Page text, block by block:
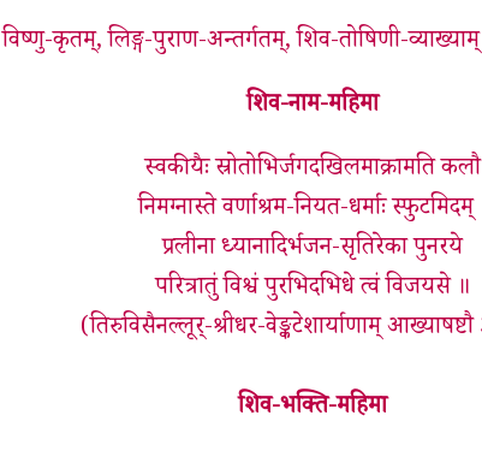
विष्णु-कृतम्, लिङ्ग-पुराण-अन्तर्गतम्, शिव-तोषिणी-
शिव-नाम-महिमा
स्वकीयैः स्रोतोभिर्जगदखिलमाक्रामति कलौ
निमग्नास्ते वर्णाश्रम-नियत-धर्माः स्फुटमिदम्
प्रलीना ध्यानादिर्भजन-सृतिरेका पुनरये
परित्रातुं विश्वं पुरभिदभिधे त्वं विजयसे ॥
(तिरुविसैनल्लूर्-श्रीधर-वेङ्कटेशार्याणाम्
शिव-भक्ति-महिमा